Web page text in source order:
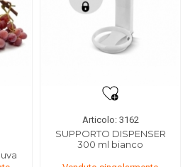
Articolo: 3162
SUPPORTO DISPENSER
300 ml bianco